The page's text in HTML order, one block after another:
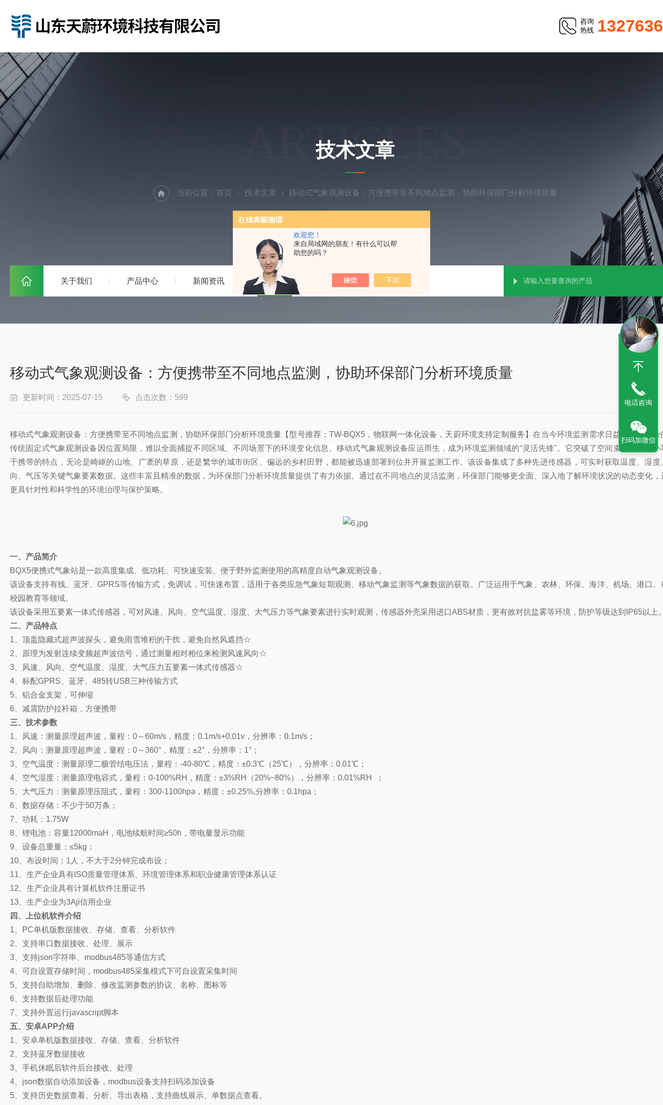
欢迎您！
来自局域网的朋友！有什么可以帮
助您的吗？
咨询
热线
关于我们 产品中心 新闻资讯 技术文章 在线留言 联系我们
ARTICLES
技术文章
当前位置： 首页 技术文章 移动式气象观测设备：方便携带至不同地点监测，协助环保部门分析环境质量
移动式气象观测设备：方便携带至不同地点监测，协助环保部门分析环境质量
更新时间：2025-07-15 点击次数：599
移动式气象观测设备：方便携带至不同地点监测，协助环保部门分析环境质量【型号推荐：TW-BQX5，物联网一体化设备，天蔚环境支持定制服务】在当今环境监测需求日益多样且复杂
传统固定式气象观测设备因位置局限，难以全面捕捉不同区域、不同场景下的环境变化信息。移动式气象观测设备应运而生，成为环境监测领域的“灵活先锋"。它突破了空间束缚，具备小
于携带的特点，无论是崎岖的山地、广袤的草原，还是繁华的城市街区、偏远的乡村田野，都能被迅速部署到位并开展监测工作。该设备集成了多种先进传感器，可实时获取温度、湿度
向、气压等关键气象要素数据。这些丰富且精准的数据，为环保部门分析环境质量提供了有力依据。通过在不同地点的灵活监测，环保部门能够更全面、深入地了解环境状况的动态变化
更具针对性和科学性的环境治理与保护策略。
一、产品简介
BQX5便携式气象站是一款高度集成、低功耗、可快速安装、便于野外监测使用的高精度自动气象观测设备。
该设备支持有线、蓝牙、GPRS等传输方式，免调试，可快速布置，适用于各类应急气象短期观测、移动气象监测等气象数据的获取。广泛运用于气象、农林、环保、海洋、机场、港口、
校园教育等领域。
该设备采用五要素一体式传感器，可对风速、风向、空气温度、湿度、大气压力等气象要素进行实时观测，传感器外壳采用进口ABS材质，更有效对抗盐雾等环境，防护等级达到IP65以上
二、产品特点
1、顶盖隐藏式超声波探头，避免雨雪堆积的干扰，避免自然风遮挡☆
2、原理为发射连续变频超声波信号，通过测量相对相位来检测风速风向☆
3、风速、风向、空气温度、湿度、大气压力五要素一体式传感器☆
4、标配GPRS、蓝牙、485转USB三种传输方式
5、铝合金支架，可伸缩
6、减震防护拉杆箱，方便携带
三、技术参数
1、风速：测量原理超声波，量程：0～60m/s，精度：0.1m/s+0.01v，分辨率：0.1m/s；
2、风向：测量原理超声波，量程：0～360°，精度：±2°，分辨率：1°；
3、空气温度：测量原理二极管结电压法，量程：-40-80℃，精度：±0.3℃（25℃），分辨率：0.01℃；
4、空气湿度：测量原理电容式，量程：0-100%RH，精度：±3%RH（20%~80%），分辨率：0.01%RH  ；
5、大气压力：测量原理压阻式，量程：300-1100hpa，精度：±0.25%,分辨率：0.1hpa；
6、数据存储：不少于50万条；
7、功耗：1.75W
8、锂电池：容量12000maH，电池续航时间≥50h，带电量显示功能
9、设备总重量：≤5kg；
10、布设时间：1人，不大于2分钟完成布设；
11、生产企业具有ISO质量管理体系、环境管理体系和职业健康管理体系认证
12、生产企业具有计算机软件注册证书
13、生产企业为3Aji信用企业
四、
上位机软件介绍
1、PC单机版数据接收、存储、查看、分析软件
2、支持串口数据接收、处理、展示
3、支持json字符串、modbus485等通信方式
4、可自设置存储时间，modbus485采集模式下可自设置采集时间
5、支持自助增加、删除、修改监测参数的协议、名称、图标等
6、支持数据后处理功能
7、支持外置运行javascript脚本
五、安卓APP介绍
1、安卓单机版数据接收、存储、查看、分析软件
2、支持蓝牙数据接收
3、手机休眠后软件后台接收、处理
4、json数据自动添加设备，modbus设备支持扫码添加设备
5、支持历史数据查看、分析、导出表格，支持曲线展示、单数据点查看。
电话咨询
扫码加微信